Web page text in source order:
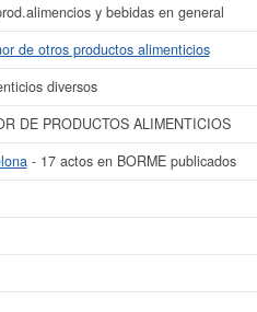
y bebidas en general
de otros productos alimenticios
diversos
DE PRODUCTOS ALIMENTICIOS
- 17 actos en BORME publicados